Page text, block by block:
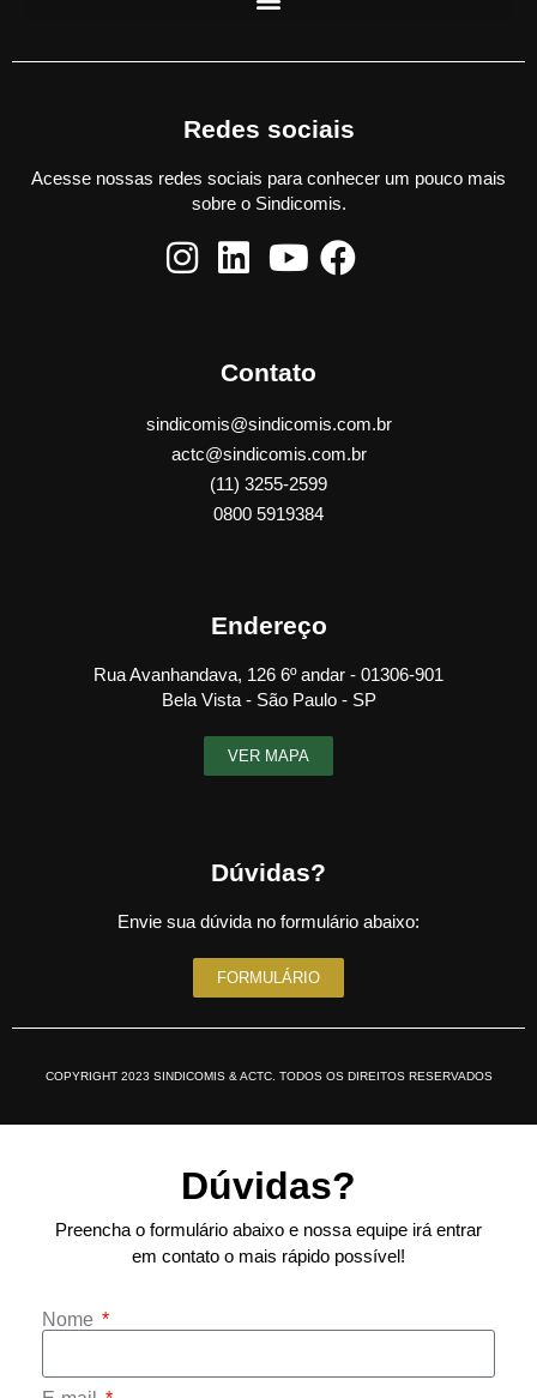
Redes sociais
Acesse nossas redes sociais para conhecer um pouco mais
sobre o Sindicomis.
Contato
sindicomis@sindicomis.com.br
actc@sindicomis.com.br
(11) 3255-2599
0800 5919384
Endereço
Rua Avanhandava, 126 6º andar - 01306-901
Bela Vista - São Paulo - SP
VER MAPA
Dúvidas?
Envie sua dúvida no formulário abaixo:
FORMULÁRIO
COPYRIGHT 2023 SINDICOMIS & ACTC. TODOS OS DIREITOS RESERVADOS
Dúvidas?
Preencha o formulário abaixo e nossa equipe irá entrar
em contato o mais rápido possível!
Nome